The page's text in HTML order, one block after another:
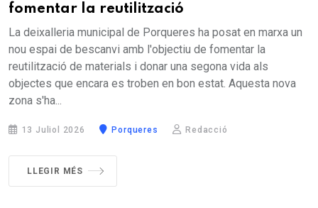
fomentar la reutilització
La deixalleria municipal de Porqueres ha posat en marxa un
nou espai de bescanvi amb l'objectiu de fomentar la
reutilització de materials i donar una segona vida als
objectes que encara es troben en bon estat. Aquesta nova
zona s'ha...
13 Juliol 2026 Porqueres Redacció
LLEGIR MÉS